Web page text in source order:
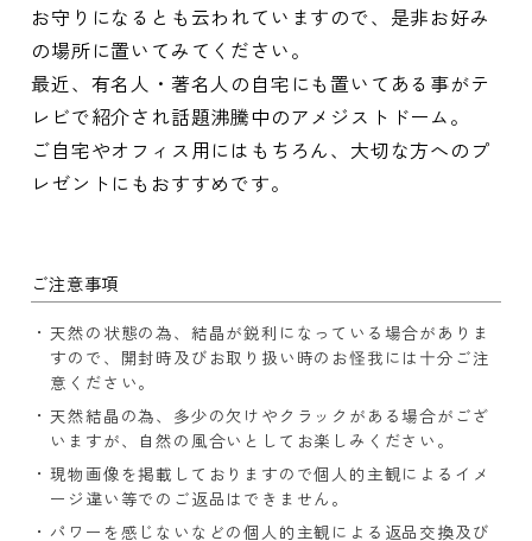
お守りになるとも云われていますので、是非お好み
の場所に置いてみてください。
最近、有名人・著名人の自宅にも置いてある事がテ
レビで紹介され話題沸騰中のアメジストドーム。
ご自宅やオフィス用にはもちろん、大切な方へのプ
レゼントにもおすすめです。
ご注意事項
天然の状態の為、結晶が鋭利になっている場合がありま
すので、開封時及びお取り扱い時のお怪我には十分ご注
意ください。
天然結晶の為、多少の欠けやクラックがある場合がござ
いますが、自然の風合いとしてお楽しみください。
現物画像を掲載しておりますので個人的主観によるイメ
ージ違い等でのご返品はできません。
パワーを感じないなどの個人的主観による返品交換及び